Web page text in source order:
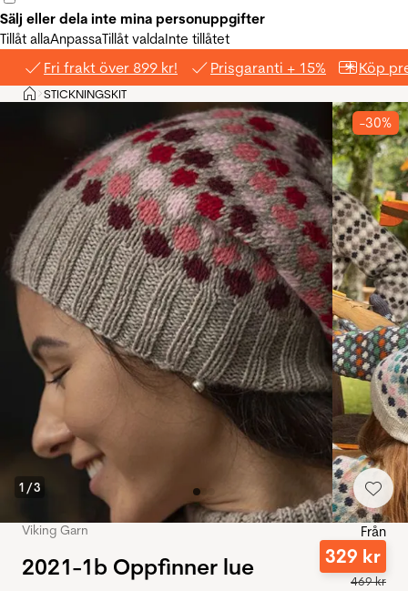
Sälj eller dela inte mina personuppgifter
Tillåt allaAnpassaTillåt valdaInte tillåtet
Fri frakt över 899 kr! Prisgaranti + 15% Köp
Hem
>STICKNINGSKIT
1 /3
-30%
Viking Garn
2021-1b Oppfinner lue
Från
329 kr
469kr